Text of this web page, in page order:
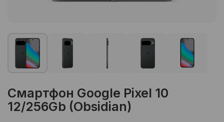
Смартфон Google Pixel 10
12/256Gb (Obsidian)